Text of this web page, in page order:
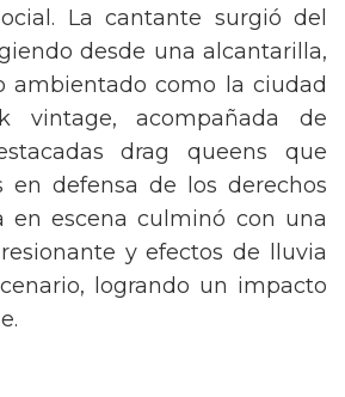
La cantante surgió del
desde una alcantarilla,
ambientado como la ciudad
vintage, acompañada de
drag queens que
en defensa de los derechos
en escena culminó con una
y efectos de lluvia
logrando un impacto